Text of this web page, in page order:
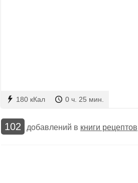
180 кКал 0 ч. 25 мин.
102 добавлений в книги рецептов